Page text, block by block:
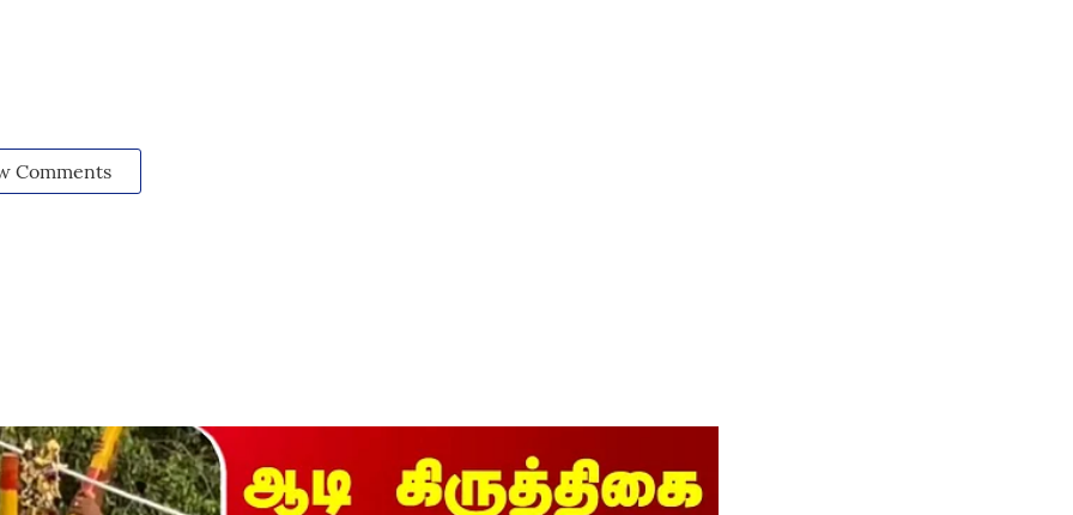
Comments